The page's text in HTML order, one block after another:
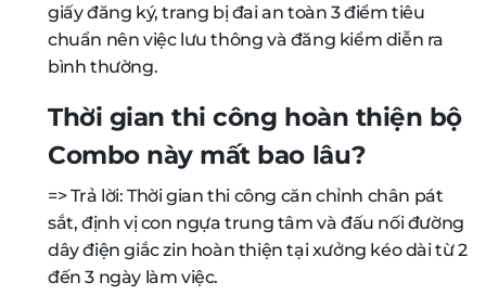
giấy đăng ký, trang bị đai an toàn 3 điểm tiêu
chuẩn nên việc lưu thông và đăng kiểm diễn ra
bình thường.
Thời gian thi công hoàn thiện bộ
Combo này mất bao lâu?
=> Trả lời: Thời gian thi công căn chỉnh chân pát
sắt, định vị con ngựa trung tâm và đấu nối đường
dây điện giắc zin hoàn thiện tại xưởng kéo dài từ 2
đến 3 ngày làm việc.